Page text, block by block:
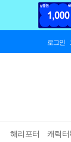
로그인
해리포터 캐릭터